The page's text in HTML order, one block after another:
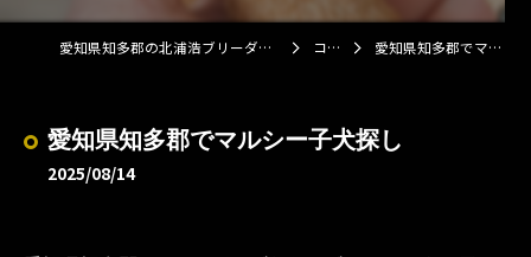
愛知県知多郡の北浦浩ブリーダーならK&H Dog Garden コラム 愛知県知多郡でマルシー子犬探し
愛知県知多郡でマルシー子犬探し
2025/08/14